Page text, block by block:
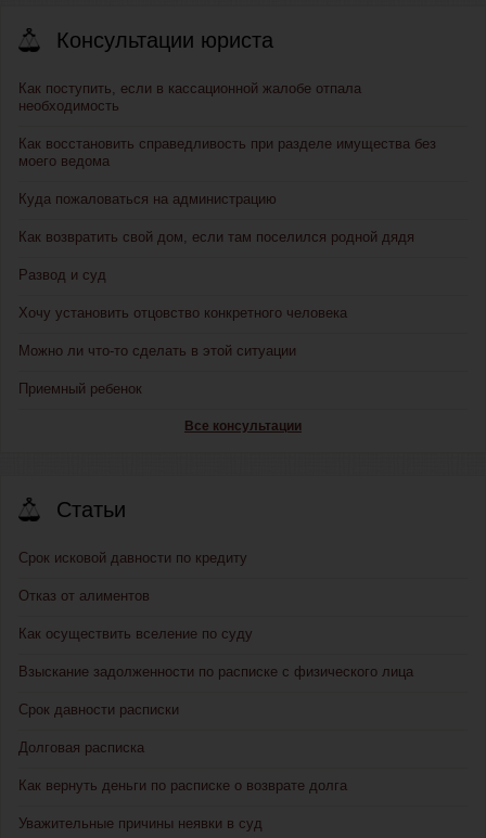
Консультации юриста
Как поступить, если в кассационной жалобе отпала
необходимость
Как восстановить справедливость при разделе имущества без
моего ведома
Куда пожаловаться на администрацию
Как возвратить свой дом, если там поселился родной дядя
Развод и суд
Хочу установить отцовство конкретного человека
Можно ли что-то сделать в этой ситуации
Приемный ребенок
Все консультации
Статьи
Срок исковой давности по кредиту
Отказ от алиментов
Как осуществить вселение по суду
Взыскание задолженности по расписке с физического лица
Срок давности расписки
Долговая расписка
Как вернуть деньги по расписке о возврате долга
Уважительные причины неявки в суд